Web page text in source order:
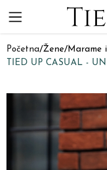
Početna/Žene/Marame
TIED UP CASUAL -